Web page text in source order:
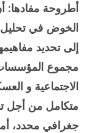
أطروحة مفادها:
الخوض في تحليل
إلى تحديد
مجموع المؤسسات
الاجتماعية و
متكامل من أجل
جغرافي محدد،